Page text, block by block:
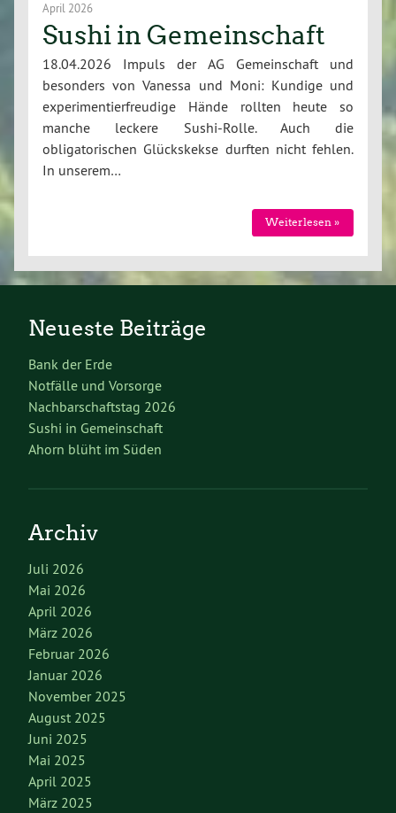
April 2026
Sushi in Gemeinschaft
18.04.2026 Impuls der AG Gemeinschaft und
besonders von Vanessa und Moni: Kundige und
experimentierfreudige Hände rollten heute so
manche leckere Sushi-Rolle. Auch die
obligatorischen Glückskekse durften nicht fehlen.
In unserem…
Weiterlesen »
Neueste Beiträge
Bank der Erde
Notfälle und Vorsorge
Nachbarschaftstag 2026
Sushi in Gemeinschaft
Ahorn blüht im Süden
Archiv
Juli 2026
Mai 2026
April 2026
März 2026
Februar 2026
Januar 2026
November 2025
August 2025
Juni 2025
Mai 2025
April 2025
März 2025